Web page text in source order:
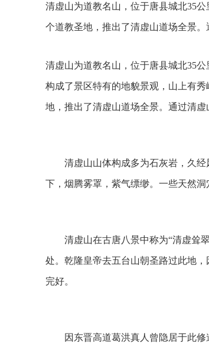
清虚山为道教名山，位于唐县城北35
个道教圣地，推出了清虚山道场全景
清虚山为道教名山，位于唐县城北35
构成了景区特有的地貌景观，山上有
地，推出了清虚山道场全景。通过清
清虚山山体构成多为石灰岩，久经
下，烟腾雾罩，紫气缥缈。一些天然
清虚山在古唐八景中称为“清虚耸翠
处。乾隆皇帝去五台山朝圣路过此地
完好。
因东晋高道葛洪真人曾隐居于此修